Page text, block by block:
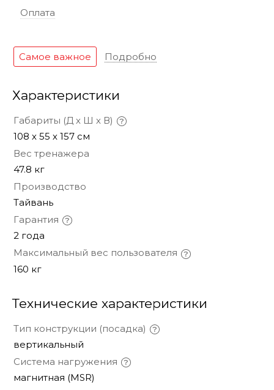
Оплата
Самое важное Подробно
Характеристики
Габариты (Д х Ш х В)
108 х 55 х 157 см
Вес тренажера
47.8 кг
Производство
Тайвань
Гарантия
2 года
Максимальный вес пользователя
160 кг
Технические характеристики
Тип конструкции (посадка)
вертикальный
Система нагружения
магнитная (MSR)